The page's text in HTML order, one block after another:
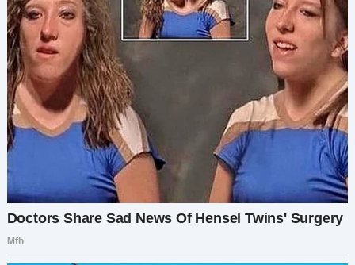
Муж попытался что-то возразить, но его жена
схватила его за руку:
— Пойдём уже, — пробормотала она.
Они поспешно ушли, оставив наполовину
выпитые чашки кофе.
Я села за их столик, заказала себе кофе и,
наслаждаясь каждой секундой, подумала: дело
было не только в месте или деньгах. Главное
было — отстоять себя и не позволить другим